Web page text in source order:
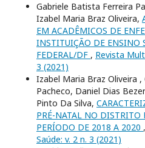
Gabriele Batista Ferreira
Izabel Maria Braz Oliveira,
EM ACADÊMICOS DE
INSTITUIÇÃO DE ENSINO
FEDERAL/DF , Revista
3 (2021)
Izabel Maria Braz Oliveira
Pacheco, Daniel Dias
Pinto Da Silva,
PRÉ-NATAL NO DISTRITO
PERÍODO DE 2018 A 2020 ,
Saúde: v. 2 n. 3 (2021)